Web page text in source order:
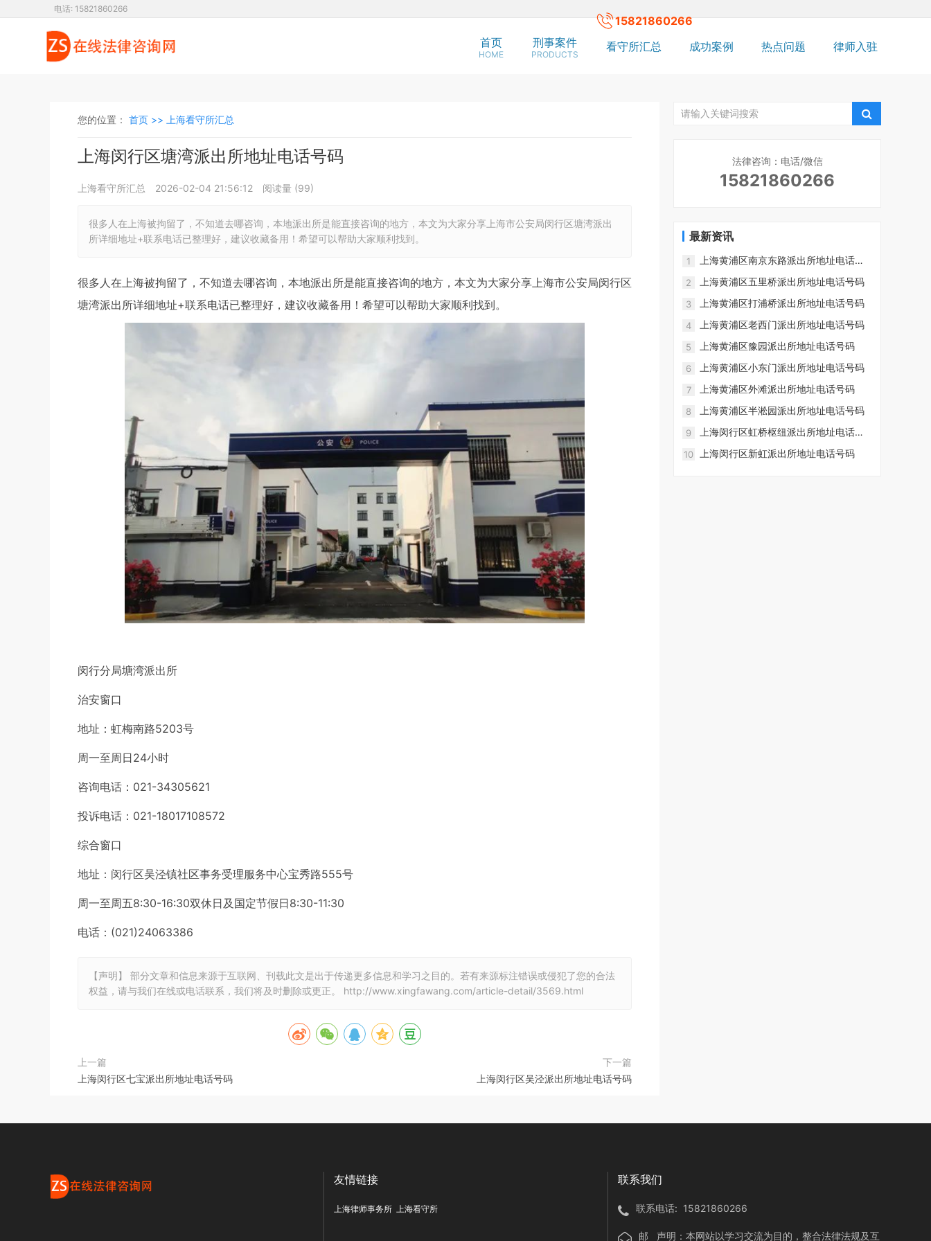
15821860266
电话: 15821860266
首页
HOME
刑事案件
PRODUCTS
看守所汇总 成功案例 热点问题 律师入驻
您的位置： 首页 >> 上海看守所汇总
上海闵行区塘湾派出所地址电话号码
上海看守所汇总 2026-02-04 21:56:12 阅读量 (99)
很多人在上海被拘留了，不知道去哪咨询，本地派出所是能直接咨询的地方，本文为大家分享上海市公安局闵行区塘湾派出
所详细地址+联系电话已整理好，建议收藏备用！希望可以帮助大家顺利找到。
很多人在上海被拘留了，不知道去哪咨询，本地派出所是能直接咨询的地方，本文为大家分享上海市公安局闵行区
塘湾派出所详细地址+联系电话已整理好，建议收藏备用！希望可以帮助大家顺利找到。
闵行分局塘湾派出所
治安窗口
地址：虹梅南路5203号
周一至周日24小时
咨询电话：021-34305621
投诉电话：021-18017108572
综合窗口
地址：闵行区吴泾镇社区事务受理服务中心宝秀路555号
周一至周五8:30-16:30双休日及国定节假日8:30-11:30
电话：(021)24063386
【声明】 部分文章和信息来源于互联网、刊载此文是出于传递更多信息和学习之目的。若有来源标注错误或侵犯了您的合法
权益，请与我们在线或电话联系，我们将及时删除或更正。 http://www.xingfawang.com/article-detail/3569.html
上一篇
上海闵行区七宝派出所地址电话号码
下一篇
上海闵行区吴泾派出所地址电话号码
法律咨询：电话/微信
15821860266
最新资讯
1
上海黄浦区南京东路派出所地址电话号
码
2 上海黄浦区五里桥派出所地址电话号码
3 上海黄浦区打浦桥派出所地址电话号码
4 上海黄浦区老西门派出所地址电话号码
5 上海黄浦区豫园派出所地址电话号码
6 上海黄浦区小东门派出所地址电话号码
7 上海黄浦区外滩派出所地址电话号码
8 上海黄浦区半淞园派出所地址电话号码
9
上海闵行区虹桥枢纽派出所地址电话号
码
10 上海闵行区新虹派出所地址电话号码
友情链接
上海律师事务所 上海看守所
联系我们
联系电话: 15821860266
邮 声明：本网站以学习交流为目的，整合法律法规及互